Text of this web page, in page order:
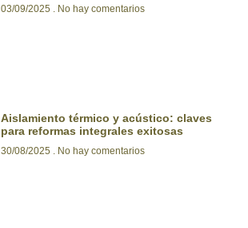
03/09/2025 No hay comentarios
Aislamiento térmico y acústico: claves
para reformas integrales exitosas
30/08/2025 No hay comentarios